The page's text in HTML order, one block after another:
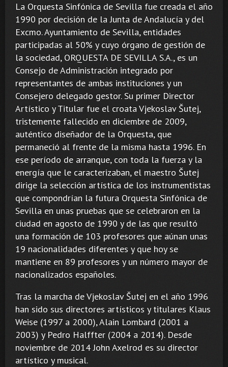
La Orquesta Sinfónica de Sevilla fue creada el año
1990 por decisión de la Junta de Andalucía y del
Excmo. Ayuntamiento de Sevilla, entidades
participadas al 50% y cuyo órgano de gestión de
la sociedad, ORQUESTA DE SEVILLA S.A., es un
Consejo de Administración integrado por
representantes de ambas instituciones y un
Consejero delegado gestor. Su primer Director
Artístico y Titular fue el croata Vjekoslav Šutej,
tristemente fallecido en diciembre de 2009,
auténtico diseñador de la Orquesta, que
permaneció al frente de la misma hasta 1996. En
ese período de arranque, con toda la fuerza y la
energía que le caracterizaban, el maestro Šutej
dirige la selección artística de los instrumentistas
que compondrían la futura Orquesta Sinfónica de
Sevilla en unas pruebas que se celebraron en la
ciudad en agosto de 1990 y de las que resultó
una formación de 103 profesores que aúnan unas
19 nacionalidades diferentes y que hoy se
mantiene en 89 profesores y un número mayor de
nacionalizados españoles.
Tras la marcha de Vjekoslav Šutej en el año 1996
han sido sus directores artísticos y titulares Klaus
Weise (1997 a 2000), Alain Lombard (2001 a
2003) y Pedro Halffter (2004 a 2014). Desde
noviembre de 2014 John Axelrod es su director
artístico y musical.